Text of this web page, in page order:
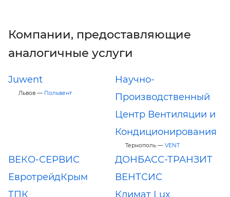
Компании, предоставляющие
аналогичные услуги
Juwent
Львов — Польвент
Научно-
Производственный
Центр Вентиляции и
Кондиционирования
Тернополь — VENT
ВЕКО-СЕРВИС
ДОНБАСС-ТРАНЗИТ
ЕвротрейдКрым
ВЕНТСИС
ТПК
Климат Lux